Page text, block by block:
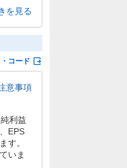
を見る
コード
意事項
利益
EPS
す。
いま